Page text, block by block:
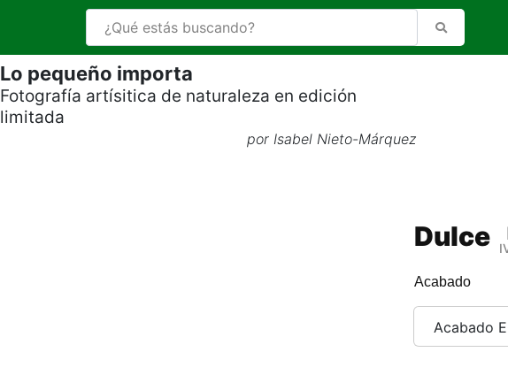
Lo pequeño importa
Fotografía artísitica de naturaleza en edición
limitada
por Isabel Nieto-Márquez
Dulce
Acabado
Acabado